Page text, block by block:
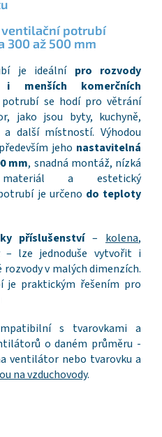
potrubí
300 až 500 mm
je ideální pro rozvody
menších komerčních
potrubí se hodí pro větrání
jako jsou byty, kuchyně,
a další místností. Výhodou
jeho nastavitelná
mm, snadná montáž, nízká
a estetický
je určeno do teploty
příslušenství– kolena,
– lze jednoduše vytvořit i
v malých dimenzích.
je praktickým řešením pro
s tvarovkami a
o daném průměru -
ventilátor nebo tvarovku a
na vzduchovody.